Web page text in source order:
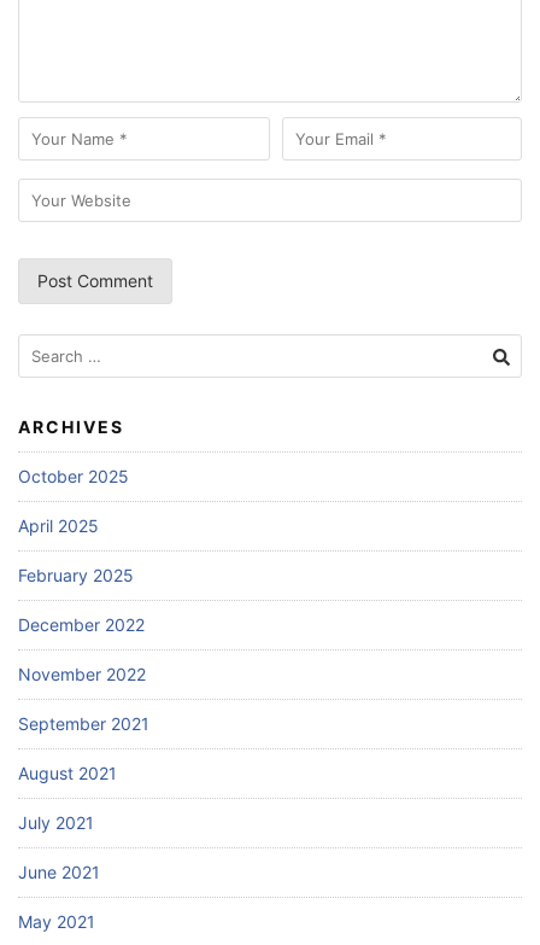
Search
for:
ARCHIVES
October 2025
April 2025
February 2025
December 2022
November 2022
September 2021
August 2021
July 2021
June 2021
May 2021